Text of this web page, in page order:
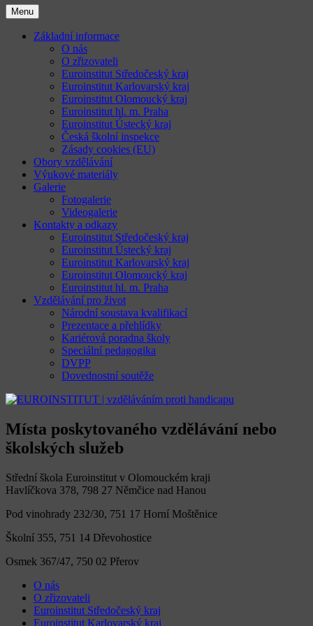
Menu
Základní informace
O nás
O zřizovateli
Euroinstitut Středočeský kraj
Euroinstitut Karlovarský kraj
Euroinstitut Olomoucký kraj
Euroinstitut hl. m. Praha
Euroinstitut Ústecký kraj
Česká školní inspekce
Zásady cookies (EU)
Obory vzdělávání
Výukové materiály
Galerie
Fotogalerie
Videogalerie
Kontakty a odkazy
Euroinstitut Středočeský kraj
Euroinstitut Ústecký kraj
Euroinstitut Karlovarský kraj
Euroinstitut Olomoucký kraj
Euroinstitut hl. m. Praha
Vzdělávání pro život
Národní soustava kvalifikací
Prezentace a přehlídky
Kariérová poradna školy
Speciální pedagogika
DVPP
Dovednostní soutěže
Místa poskytovaného vzdělávání nebo
školských služeb
Střední škola Euroinstitut v Olomouckém kraji
Havlíčkova 378, 798 27 Němčice nad Hanou
Pod vinohrady 232/30, 751 17 Horní Moštěnice
Školní 355, 751 14 Dřevohostice
Osmek 367/47, 750 02 Přerov
O nás
O zřizovateli
Euroinstitut Středočeský kraj
Euroinstitut Karlovarský kraj